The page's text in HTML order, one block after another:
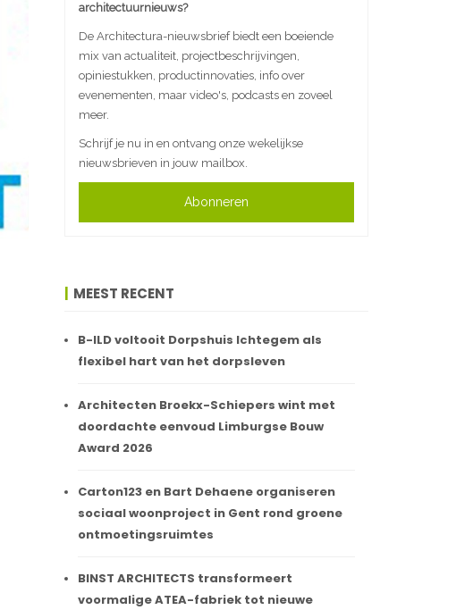
architectuurnieuws?
De Architectura-nieuwsbrief biedt een boeiende
mix van actualiteit, projectbeschrijvingen,
opiniestukken, productinnovaties, info over
evenementen, maar video's, podcasts en zoveel
meer.
Schrijf je nu in en ontvang onze wekelijkse
nieuwsbrieven in jouw mailbox.
Abonneren
MEEST RECENT
B-ILD voltooit Dorpshuis Ichtegem als
flexibel hart van het dorpsleven
Architecten Broekx-Schiepers wint met
doordachte eenvoud Limburgse Bouw
Award 2026
Carton123 en Bart Dehaene organiseren
sociaal woonproject in Gent rond groene
ontmoetingsruimtes
BINST ARCHITECTS transformeert
voormalige ATEA-fabriek tot nieuwe